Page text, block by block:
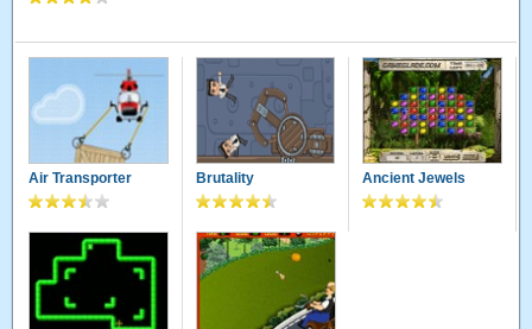
Air Transporter Brutality Ancient Jewels